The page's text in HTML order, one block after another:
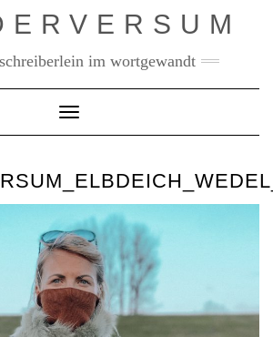
im wortgewandt
Toggle Navigation